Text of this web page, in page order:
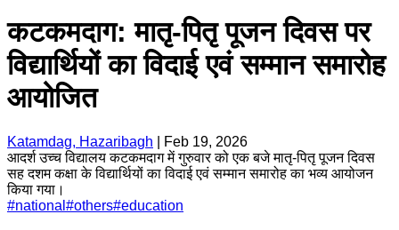
कटकमदाग: मातृ-पितृ पूजन दिवस पर
विद्यार्थियों का विदाई एवं सम्मान समारोह
आयोजित
Katamdag, Hazaribagh
Feb 19, 2026
आदर्श उच्च विद्यालय कटकमदाग में गुरुवार को एक बजे मातृ-पितृ पूजन दिवस
सह दशम कक्षा के विद्यार्थियों का विदाई एवं सम्मान समारोह का भव्य आयोजन
किया गया।
#national #others#education